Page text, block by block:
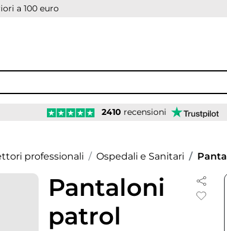
a 100 euro
2410 recensioni
professionali Ospedali e Sanitari
Pantaloni
patrol